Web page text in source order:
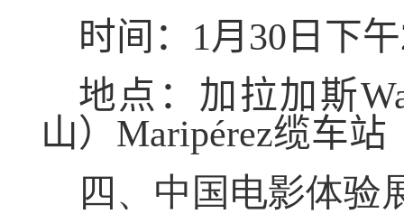
时间： 1月 30 日下午
地点：加拉加斯
山） Maripérez缆车站
四、中国电影体验